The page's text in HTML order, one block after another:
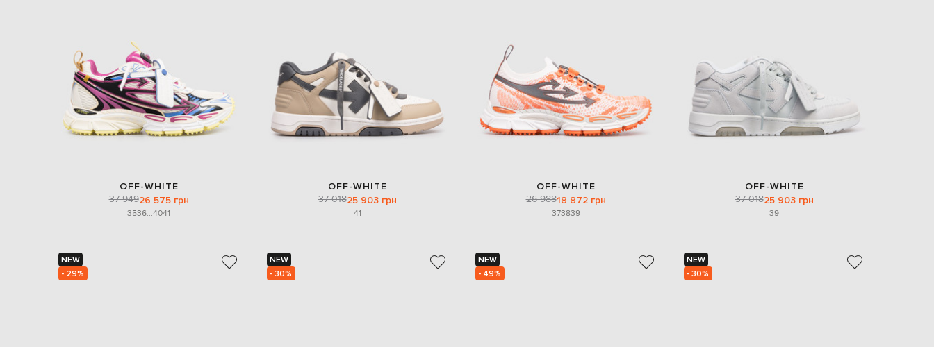
Finland
OFF-WHITE
37 94926 575 грн
3536...4041
OFF-WHITE
37 01825 903 грн
41
OFF-WHITE
26 98818 872 грн
373839
OFF-WHITE
37 01825 903 грн
39
NEW
- 29%
NEW
- 30%
NEW
- 49%
NEW
- 30%